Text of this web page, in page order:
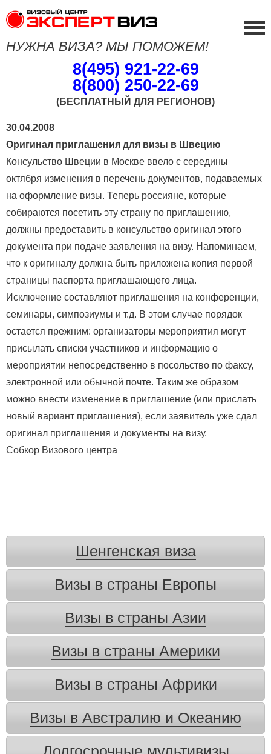
НУЖНА ВИЗА? МЫ ПОМОЖЕМ!
8(495) 921-22-69
8(800) 250-22-69
(БЕСПЛАТНЫЙ ДЛЯ РЕГИОНОВ)
30.04.2008
Оригинал приглашения для визы в Швецию
Консульство Швеции в Москве ввело с середины
октября изменения в перечень документов, подаваемых
на оформление визы. Теперь россияне, которые
собираются посетить эту страну по приглашению,
должны предоставить в консульство оригинал этого
документа при подаче заявления на визу. Напоминаем,
что к оригиналу должна быть приложена копия первой
страницы паспорта приглашающего лица.
Исключение составляют приглашения на конференции,
семинары, симпозиумы и т.д. В этом случае порядок
остается прежним: организаторы мероприятия могут
присылать списки участников и информацию о
мероприятии непосредственно в посольство по факсу,
электронной или обычной почте. Таким же образом
можно внести изменение в приглашение (или прислать
новый вариант приглашения), если заявитель уже сдал
оригинал приглашения и документы на визу.
Собкор Визового центра
Шенгенская виза
Визы в страны Европы
Визы в страны Азии
Визы в страны Америки
Визы в страны Африки
Визы в Австралию и Океанию